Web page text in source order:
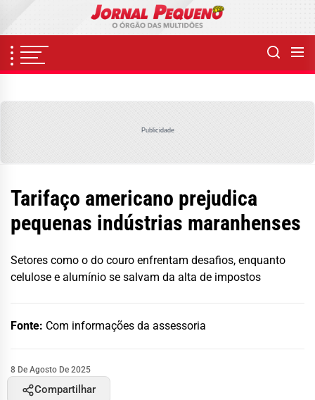
content
Publicidade
Tarifaço americano prejudica
pequenas indústrias maranhenses
Setores como o do couro enfrentam desafios, enquanto
celulose e alumínio se salvam da alta de impostos
Fonte: Com informações da assessoria
8 De Agosto De 2025
Compartilhar